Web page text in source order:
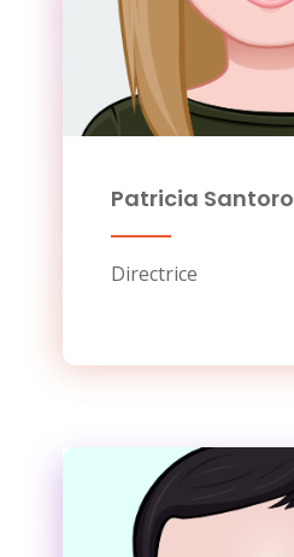
Patricia Santoro
Directrice